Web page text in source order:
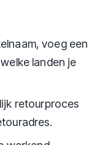
voeg een
landen je
retourproces